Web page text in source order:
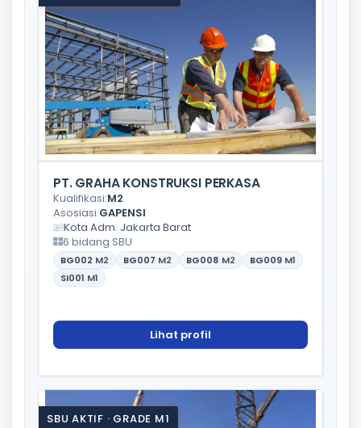
PT. GRAHA KONSTRUKSI PERKASA
Kualifikasi:M2
Asosiasi:GAPENSI
Kota Adm. Jakarta Barat
6 bidang SBU
BG002 M2 BG007 M2 BG008 M2 BG009 M1
SI001 M1
Lihat profil
SBU AKTIF · GRADE M1